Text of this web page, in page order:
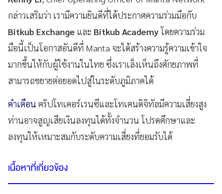
กล่าวเสริมว่า เรามีความยินดีที่ได้ประกาศความร่วมมือกับ
Bitkub Exchange และ Bitkub Academyโดยความร่วม
มือนี้เป็นโอกาสอันดีที่ Manta จะได้สร้างความรู้ความเข้าใจ
มากขึ้นให้กับผู้ใช้งานในไทย ซึ่งเราเล็งเห็นถึงศักยภาพที่
สามารถขยายต่อยอดไปสู่ในระดับภูมิภาคได้
คำเตือน คริปโทเคอร์เรนซีและโทเคนดิจิทัลมีความเสี่ยงสูง
ท่านอาจสูญเสียเงินลงทุนได้ทั้งจำนวน โปรดศึกษาและ
ลงทุนให้เหมาะสมกับระดับความเสี่ยงที่ยอมรับได้
เนื้อหาที่เกี่ยวข้อง